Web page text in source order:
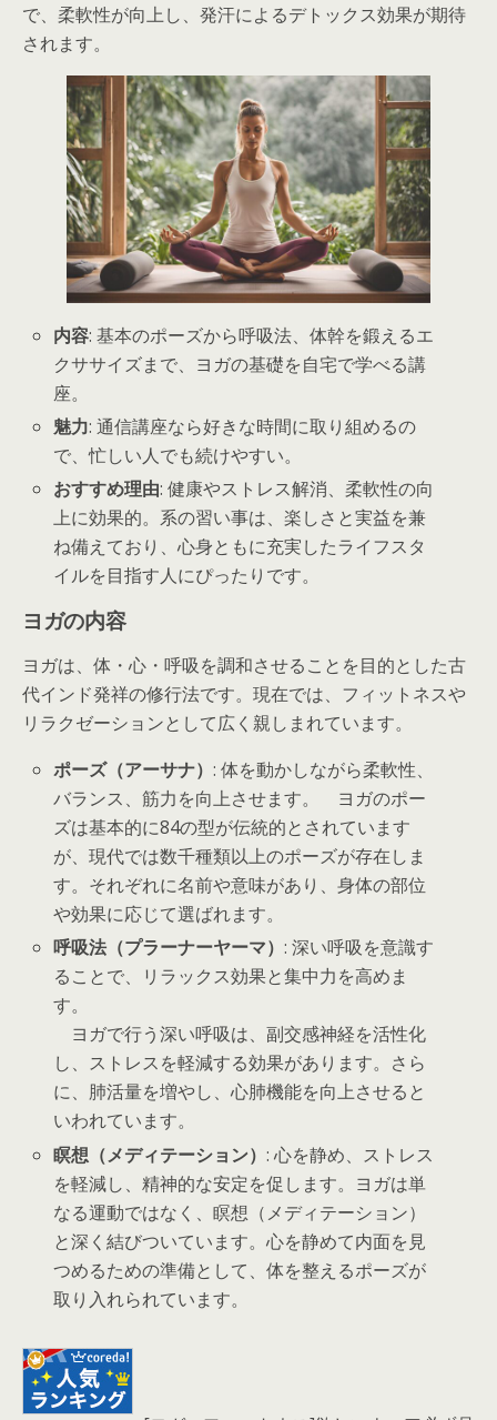
で、柔軟性が向上し、発汗によるデトックス効果が期待
されます。
内容: 基本のポーズから呼吸法、体幹を鍛えるエ
クササイズまで、ヨガの基礎を自宅で学べる講
座。
魅力: 通信講座なら好きな時間に取り組めるの
で、忙しい人でも続けやすい。
おすすめ理由: 健康やストレス解消、柔軟性の向
上に効果的。系の習い事は、楽しさと実益を兼
ね備えており、心身ともに充実したライフスタ
イルを目指す人にぴったりです。
ヨガの内容
ヨガは、体・心・呼吸を調和させることを目的とした古
代インド発祥の修行法です。現在では、フィットネスや
リラクゼーションとして広く親しまれています。
ポーズ（アーサナ）: 体を動かしながら柔軟性、
バランス、筋力を向上させます。 ヨガのポー
ズは基本的に84の型が伝統的とされています
が、現代では数千種類以上のポーズが存在しま
す。それぞれに名前や意味があり、身体の部位
や効果に応じて選ばれます。
呼吸法（プラーナーヤーマ）: 深い呼吸を意識す
ることで、リラックス効果と集中力を高めま
す。
ヨガで行う深い呼吸は、副交感神経を活性化
し、ストレスを軽減する効果があります。さら
に、肺活量を増やし、心肺機能を向上させると
いわれています。
瞑想（メディテーション）: 心を静め、ストレス
を軽減し、精神的な安定を促します。ヨガは単
なる運動ではなく、瞑想（メディテーション）
と深く結びついています。心を静めて内面を見
つめるための準備として、体を整えるポーズが
取り入れられています。